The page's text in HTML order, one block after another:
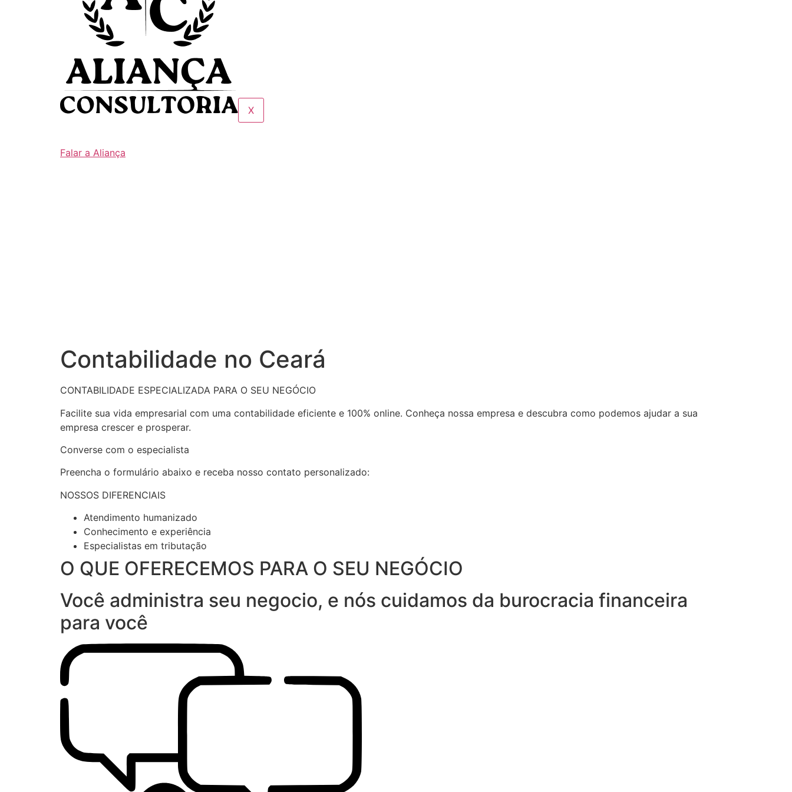
X
Falar a Aliança
Contabilidade no Ceará
CONTABILIDADE ESPECIALIZADA PARA O SEU NEGÓCIO
Facilite sua vida empresarial com uma contabilidade eficiente e 100% online. Conheça nossa empresa e descubra como podemos ajudar a sua
empresa crescer e prosperar.
Converse com o especialista
Preencha o formulário abaixo e receba nosso contato personalizado:
NOSSOS DIFERENCIAIS
Atendimento humanizado
Conhecimento e experiência
Especialistas em tributação
O QUE OFERECEMOS PARA O SEU NEGÓCIO
Você administra seu negocio, e nós cuidamos da burocracia financeira
para você